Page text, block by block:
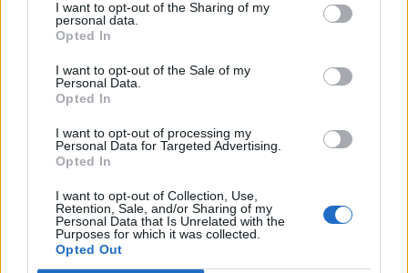
I want to opt-out of the Sharing of my
personal data.
Opted In
I want to opt-out of the Sale of my
Personal Data.
Opted In
I want to opt-out of processing my
Personal Data for Targeted Advertising.
Opted In
I want to opt-out of Collection, Use,
Retention, Sale, and/or Sharing of my
Personal Data that Is Unrelated with the
Purposes for which it was collected.
Opted Out